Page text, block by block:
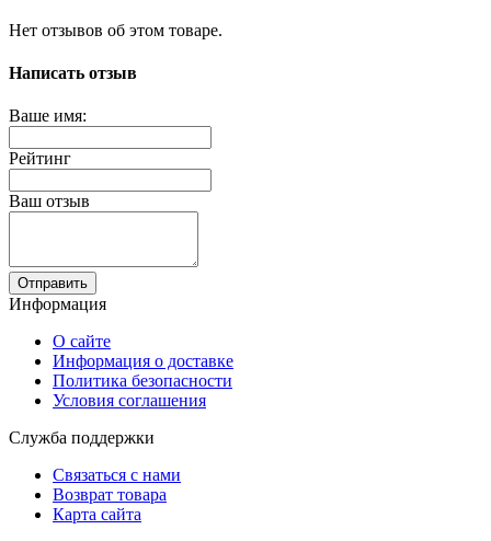
Нет отзывов об этом товаре.
Написать отзыв
Ваше имя:
Рейтинг
Ваш отзыв
Отправить
Информация
О сайте
Информация о доставке
Политика безопасности
Условия соглашения
Служба поддержки
Связаться с нами
Возврат товара
Карта сайта